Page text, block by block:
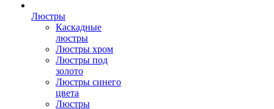
Люстры
Каскадные
люстры
Люстры хром
Люстры под
золото
Люстры синего
цвета
Люстры